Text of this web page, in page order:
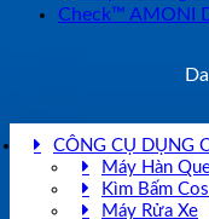
CÔNG CỤ DỤNG
Máy Hàn
Kìm Bấm Cos
Máy Rửa Xe